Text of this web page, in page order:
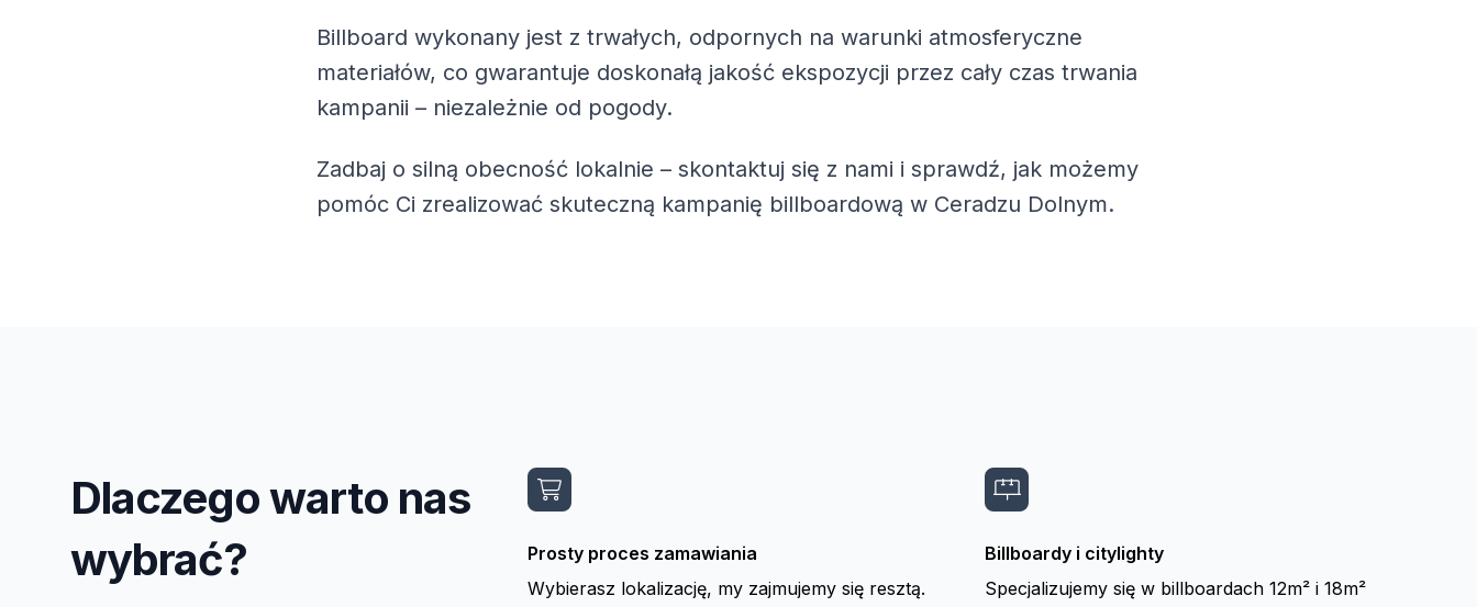
Billboard wykonany jest z trwałych, odpornych na warunki atmosferyczne
materiałów, co gwarantuje doskonałą jakość ekspozycji przez cały czas trwania
kampanii – niezależnie od pogody.
Zadbaj o silną obecność lokalnie – skontaktuj się z nami i sprawdź, jak możemy
pomóc Ci zrealizować skuteczną kampanię billboardową w Ceradzu Dolnym.
Dlaczego warto nas
wybrać?
Prosty proces zamawiania
Wybierasz lokalizację, my zajmujemy się resztą.
Billboardy i citylighty
Specjalizujemy się w billboardach 12m² i 18m²